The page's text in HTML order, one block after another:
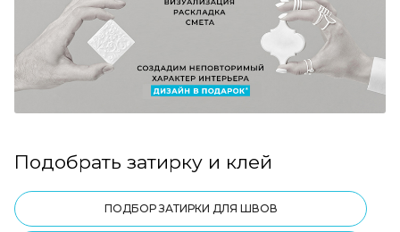
Подобрать затирку и клей
ПОДБОР ЗАТИРКИ ДЛЯ ШВОВ